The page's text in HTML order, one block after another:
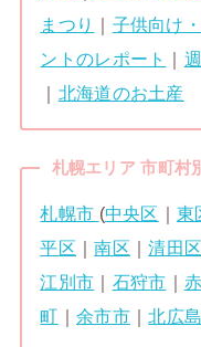
まつり
｜ 子供向け
ントのレポート
｜
｜ 北海道のお土産
札幌エリア 市町村
札幌市 (中央区 ｜東
平区 ｜南区 ｜清田区
江別市 ｜ 石狩市 ｜
町 ｜ 余市市｜北広島